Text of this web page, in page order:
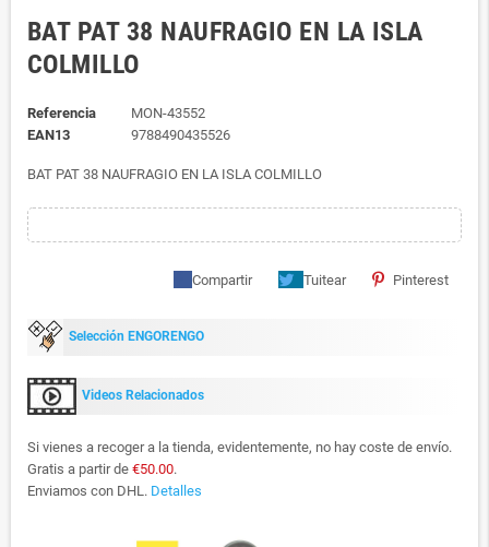
BAT PAT 38 NAUFRAGIO EN LA ISLA
COLMILLO
Referencia
MON-43552
EAN13
9788490435526
BAT PAT 38 NAUFRAGIO EN LA ISLA COLMILLO
Compartir Tuitear Pinterest
Selección ENGORENGO
Videos Relacionados
Si vienes a recoger a la tienda, evidentemente, no hay coste de envío.
Gratis a partir de €50.00.
Enviamos con DHL. Detalles